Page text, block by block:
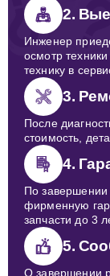
2.
Инженер
осмотр
технику в
3.
После
стоимость,
4.
По
фирменную
запчасти до 3
5.
О завершении